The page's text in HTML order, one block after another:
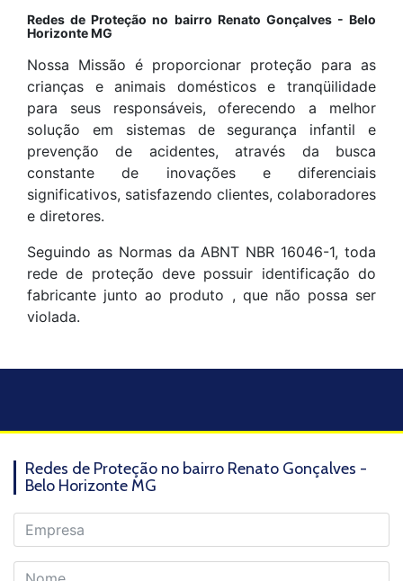
Redes de Proteção no bairro Renato Gonçalves - Belo
Horizonte MG
Nossa Missão é proporcionar proteção para as
crianças e animais domésticos e tranqüilidade
para seus responsáveis, oferecendo a melhor
solução em sistemas de segurança infantil e
prevenção de acidentes, através da busca
constante de inovações e diferenciais
significativos, satisfazendo clientes, colaboradores
e diretores.
Seguindo as Normas da ABNT NBR 16046-1, toda
rede de proteção deve possuir identificação do
fabricante junto ao produto , que não possa ser
violada.
Redes de Proteção no bairro Renato Gonçalves -
Belo Horizonte MG